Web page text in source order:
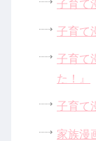
子育て
子育て
子育て
た！』
子育て
家族漫